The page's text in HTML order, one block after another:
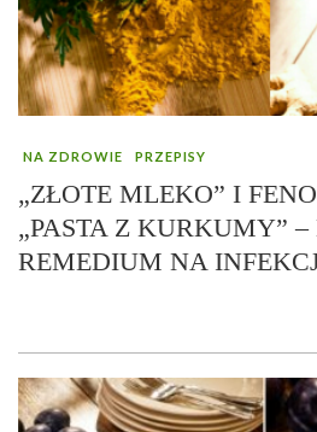
NA ZDROWIE PRZEPISY
„ZŁOTE MLEKO” I
„PASTA Z KURKUMY”
REMEDIUM NA